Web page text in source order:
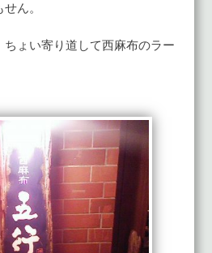
ん。
ちょい寄り道して西麻布のラー